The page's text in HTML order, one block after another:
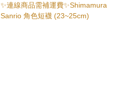
✨連線商品需補運費✨Shimamura
Sanrio 角色短襪 (23~25cm)